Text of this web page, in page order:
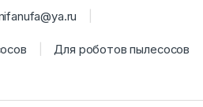
Для роботов пылесосов